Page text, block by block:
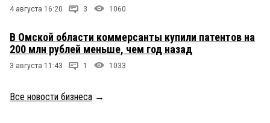
4 августа 16:20 3 1060
В Омской области коммерсанты купили патентов на
200 млн рублей меньше, чем год назад
3 августа 11:43 1 1033
Все новости бизнеса →